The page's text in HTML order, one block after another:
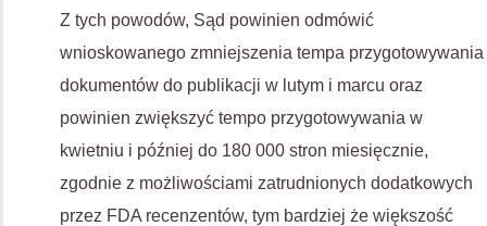
Z tych powodów, Sąd powinien odmówić
wnioskowanego zmniejszenia tempa przygotowywania
dokumentów do publikacji w lutym i marcu oraz
powinien zwiększyć tempo przygotowywania w
kwietniu i później do 180 000 stron miesięcznie,
zgodnie z możliwościami zatrudnionych dodatkowych
przez FDA recenzentów, tym bardziej że większość